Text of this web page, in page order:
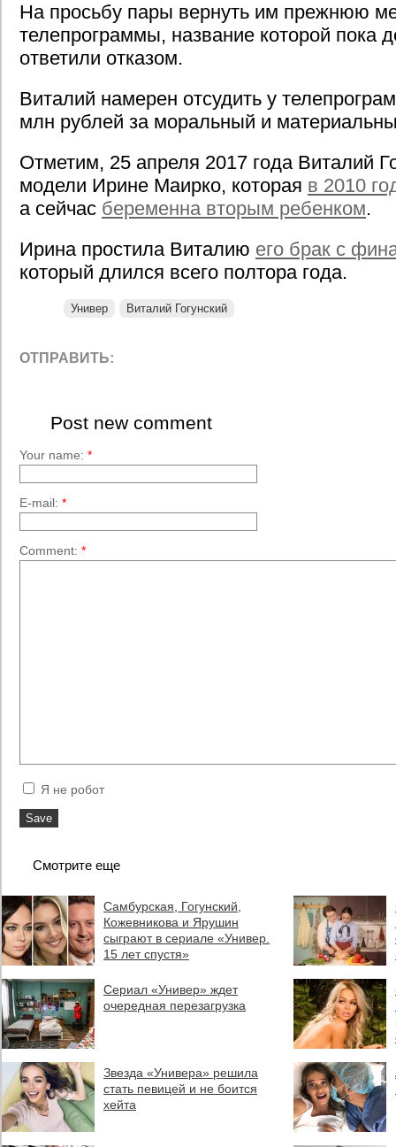
На просьбу пары вернуть им прежнюю
телепрограммы, название которой пока
ответили отказом.
Виталий намерен отсудить у
млн рублей за моральный и
Отметим, 25 апреля 2017 года Виталий
модели Ирине Маирко, которая в 2010
а сейчас беременна вторым ребенком.
Ирина простила Виталию его брак с
который длился всего полтора года.
Универ Виталий Гогунский
ОТПРАВИТЬ:
Post new comment
Your name: *
E-mail: *
Comment: *
Я не робот
Смотрите еще
Самбурская, Гогунский,
Кожевникова и Ярушин
сыграют в сериале «Универ.
15 лет спустя»
Сериал «Универ» ждет
очередная перезагрузка
Звезда «Универа» решила
стать певицей и не боится
хейта